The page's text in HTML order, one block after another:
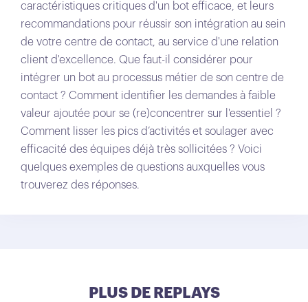
caractéristiques critiques d'un bot efficace, et leurs
recommandations pour réussir son intégration au sein
de votre centre de contact, au service d'une relation
client d'excellence. Que faut-il considérer pour
intégrer un bot au processus métier de son centre de
contact ? Comment identifier les demandes à faible
valeur ajoutée pour se (re)concentrer sur l'essentiel ?
Comment lisser les pics d’activités et soulager avec
efficacité des équipes déjà très sollicitées ? Voici
quelques exemples de questions auxquelles vous
trouverez des réponses.
PLUS DE REPLAYS